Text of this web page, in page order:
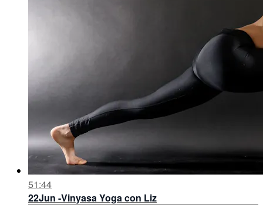
51:44
22Jun -Vinyasa Yoga con Liz